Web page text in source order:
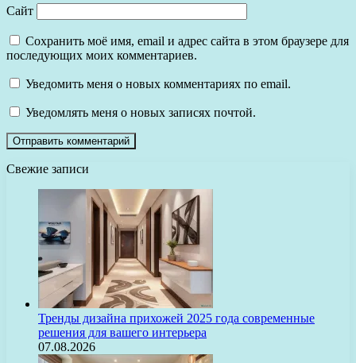
Сайт
Сохранить моё имя, email и адрес сайта в этом браузере для
последующих моих комментариев.
Уведомить меня о новых комментариях по email.
Уведомлять меня о новых записях почтой.
Свежие записи
Тренды дизайна прихожей 2025 года современные
решения для вашего интерьера
07.08.2026